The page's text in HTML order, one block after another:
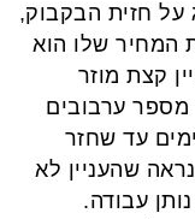
חזית הבקבוק,
המחיר שלו הוא
קצת מוזר
מספר ערבובים
עד שחזר
שהעניין לא
עבודה.